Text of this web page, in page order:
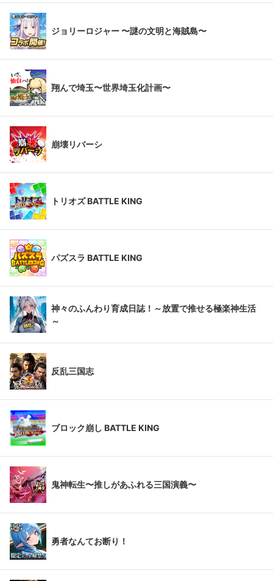
ジョリーロジャー 〜謎の文明と海賊島〜
翔んで埼玉〜世界埼玉化計画〜
崩壊リバーシ
トリオズ BATTLE KING
パズスラ BATTLE KING
神々のふんわり育成日誌！～放置で推せる極楽神生活
～
反乱三国志
ブロック崩し BATTLE KING
鬼神転生〜推しがあふれる三国演義〜
勇者なんてお断り！